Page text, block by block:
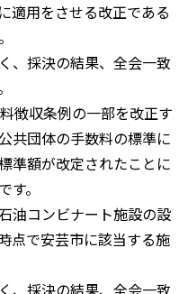
適用をさせる改正である
、採決の結果、全会一致
徴収条例の一部を改正す
共団体の手数料の標準に
準額が改定されたことに
。
油コンビナート施設の設
点で安芸市に該当する施
、採決の結果、全会一致